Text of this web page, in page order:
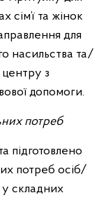
та жінок
для
насильства та/
з
допомоги.
потреб
підготовлено
потреб осіб/
у складних